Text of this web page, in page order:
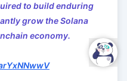
to build enduring
grow the Solana
economy.